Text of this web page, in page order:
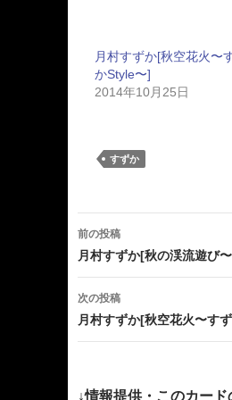
月村すずか[秋空花火〜
かStyle〜]
2014年10月25日
すずか
投
稿
ナ
ビ
ー
前の投稿
月村すずか[秋の渓流遊び
次の投稿
月村すずか[秋空花火〜す
↓情報提供・このカー